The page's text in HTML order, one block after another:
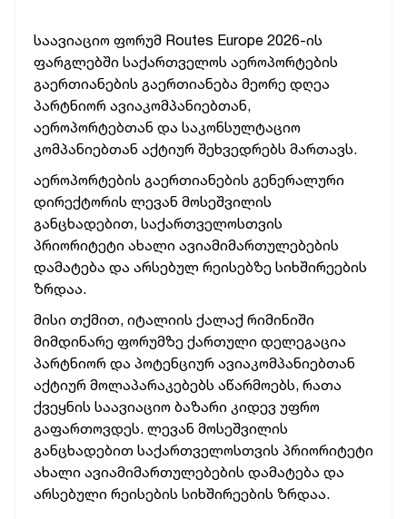
საავიაციო ფორუმ Routes Europe 2026-ის
ფარგლებში საქართველოს აეროპორტების
გაერთიანების გაერთიანება მეორე დღეა
პარტნიორ ავიაკომპანიებთან,
აეროპორტებთან და საკონსულტაციო
კომპანიებთან აქტიურ შეხვედრებს მართავს.
აეროპორტების გაერთიანების გენერალური
დირექტორის ლევან მოსეშვილის
განცხადებით, საქართველოსთვის
პრიორიტეტი ახალი ავიამიმართულებების
დამატება და არსებულ რეისებზე სიხშირეების
ზრდაა.
მისი თქმით, იტალიის ქალაქ რიმინიში
მიმდინარე ფორუმზე ქართული დელეგაცია
პარტნიორ და პოტენციურ ავიაკომპანიებთან
აქტიურ მოლაპარაკებებს აწარმოებს, რათა
ქვეყნის საავიაციო ბაზარი კიდევ უფრო
გაფართოვდეს. ლევან მოსეშვილის
განცხადებით საქართველოსთვის პრიორიტეტი
ახალი ავიამიმართულებების დამატება და
არსებული რეისების სიხშირეების ზრდაა.